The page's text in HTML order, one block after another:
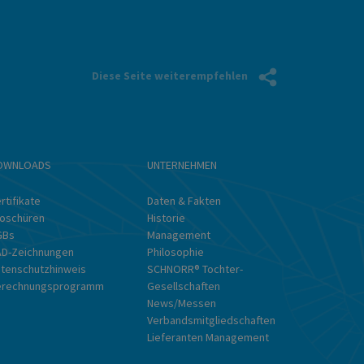
Diese Seite weiterempfehlen
Zeichnungen
UNTERNEHMEN
Daten & Fakten
Historie
Management
Philosophie
SCHNORR® Tochter-
Gesellschaften
News/Messen
Verbandsmitgliedschaften
Lieferanten Management